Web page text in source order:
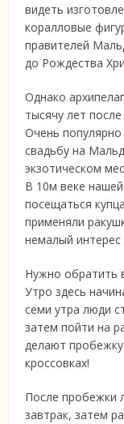
видеть
коралловые
правителей
до Рождества
Однако
тысячу лет
Очень популярно
свадьбу на
экзотическом
В 10м веке
посещаться
применяли
немалый интерес
Нужно обратить
Утро здесь
семи утра люди
затем пойти на
делают
кроссовках!
После пробежки
завтрак, затем